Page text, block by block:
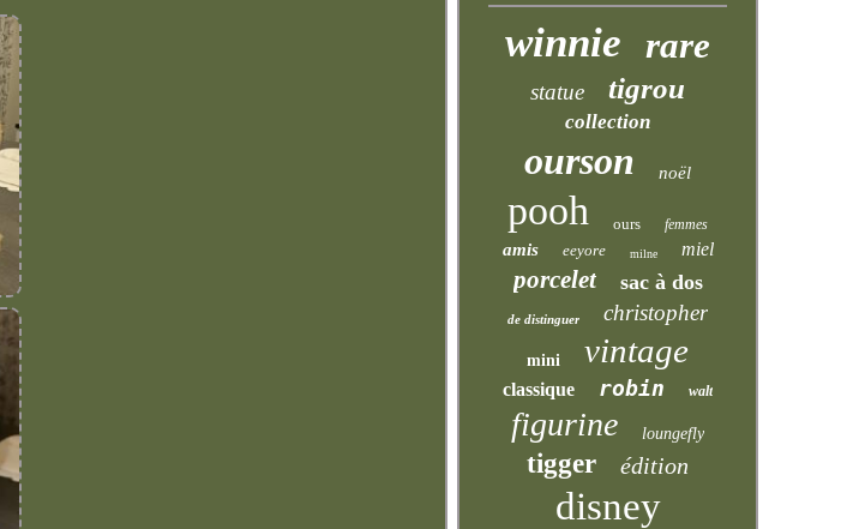
winnie rare
statue tigrou
collection
ourson noël
pooh ours femmes
amis eeyore milne miel
porcelet sac à dos
de distinguer christopher
mini vintage
classique robin walt
figurine loungefly
tigger édition
disney